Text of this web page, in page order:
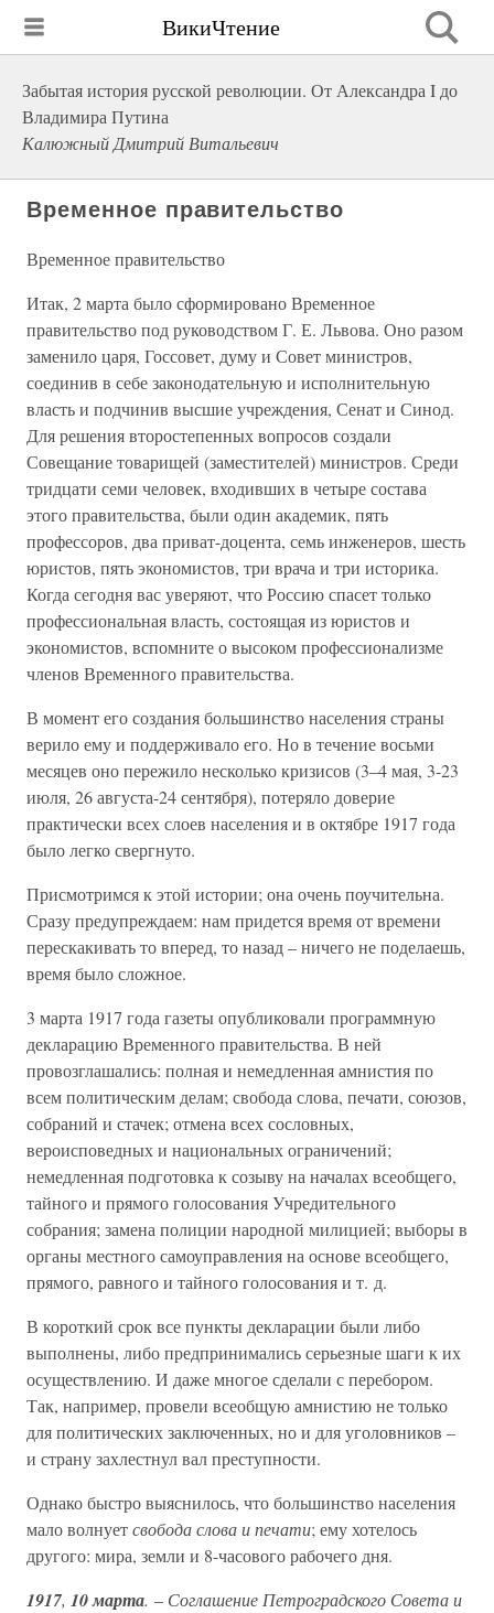
ВикиЧтение
Забытая история русской революции. От Александра I до
Владимира Путина
Калюжный Дмитрий Витальевич
Временное правительство
Временное правительство
Итак, 2 марта было сформировано Временное
правительство под руководством Г. Е. Львова. Оно разом
заменило царя, Госсовет, думу и Совет министров,
соединив в себе законодательную и исполнительную
власть и подчинив высшие учреждения, Сенат и Синод.
Для решения второстепенных вопросов создали
Совещание товарищей (заместителей) министров. Среди
тридцати семи человек, входивших в четыре состава
этого правительства, были один академик, пять
профессоров, два приват-доцента, семь инженеров, шесть
юристов, пять экономистов, три врача и три историка.
Когда сегодня вас уверяют, что Россию спасет только
профессиональная власть, состоящая из юристов и
экономистов, вспомните о высоком профессионализме
членов Временного правительства.
В момент его создания большинство населения страны
верило ему и поддерживало его. Но в течение восьми
месяцев оно пережило несколько кризисов (3–4 мая, 3-23
июля, 26 августа-24 сентября), потеряло доверие
практически всех слоев населения и в октябре 1917 года
было легко свергнуто.
Присмотримся к этой истории; она очень поучительна.
Сразу предупреждаем: нам придется время от времени
перескакивать то вперед, то назад – ничего не поделаешь,
время было сложное.
3 марта 1917 года газеты опубликовали программную
декларацию Временного правительства. В ней
провозглашались: полная и немедленная амнистия по
всем политическим делам; свобода слова, печати, союзов,
собраний и стачек; отмена всех сословных,
вероисповедных и национальных ограничений;
немедленная подготовка к созыву на началах всеобщего,
тайного и прямого голосования Учредительного
собрания; замена полиции народной милицией; выборы в
органы местного самоуправления на основе всеобщего,
прямого, равного и тайного голосования и т. д.
В короткий срок все пункты декларации были либо
выполнены, либо предпринимались серьезные шаги к их
осуществлению. И даже многое сделали с перебором.
Так, например, провели всеобщую амнистию не только
для политических заключенных, но и для уголовников –
и страну захлестнул вал преступности.
Однако быстро выяснилось, что большинство населения
мало волнуетсвобода слова и печати; ему хотелось
другого: мира, земли и 8-часового рабочего дня.
1917, 10 марта. – Соглашение Петроградского Совета и